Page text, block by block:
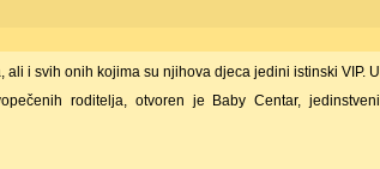
i svih onih kojima su njihova djeca jedini istinski VIP. U
roditelja, otvoren je Baby Centar, jedinstveni